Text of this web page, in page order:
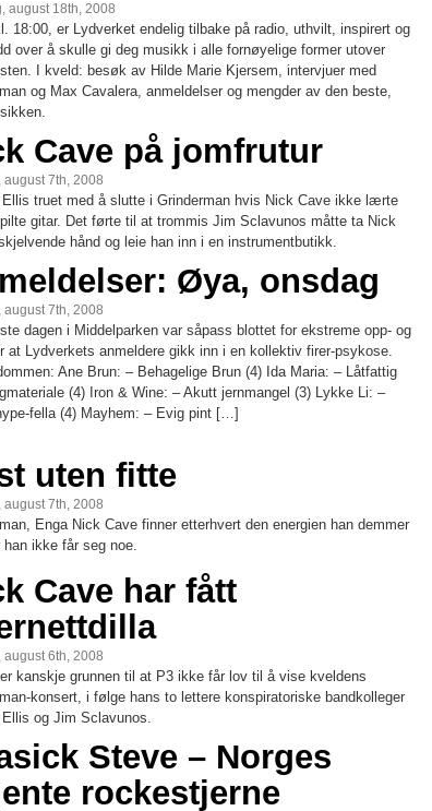
august 18th, 2008
18:00, er Lydverket endelig tilbake på radio, uthvilt, inspirert og
over å skulle gi deg musikk i alle fornøyelige former utover
I kveld: besøk av Hilde Marie Kjersem, intervjuer med
og Max Cavalera, anmeldelser og mengder av den beste,
Cave på jomfrutur
august 7th, 2008
Ellis truet med å slutte i Grinderman hvis Nick Cave ikke lærte
gitar. Det førte til at trommis Jim Sclavunos måtte ta Nick
hånd og leie han inn i en instrumentbutikk.
Øya, onsdag
august 7th, 2008
dagen i Middelparken var såpass blottet for ekstreme opp- og
at Lydverkets anmeldere gikk inn i en kollektiv firer-psykose.
Ane Brun: – Behagelige Brun (4) Ida Maria: – Låtfattig
(4) Iron & Wine: – Akutt jernmangel (3) Lykke Li: –
fella (4) Mayhem: – Evig pint […]
uten fitte
august 7th, 2008
Enga Nick Cave finner etterhvert den energien han demmer
han ikke får seg noe.
Cave har fått
august 6th, 2008
kanskje grunnen til at P3 ikke får lov til å vise kveldens
konsert, i følge hans to lettere konspiratoriske bandkolleger
Ellis og Jim Sclavunos.
Steve – Norges
rockestjerne